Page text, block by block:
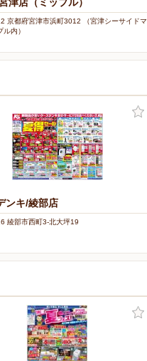
京都府宮津市浜町3012 （宮津シーサイドマ
内）
ンキ/綾部店
綾部市西町3-北大坪19